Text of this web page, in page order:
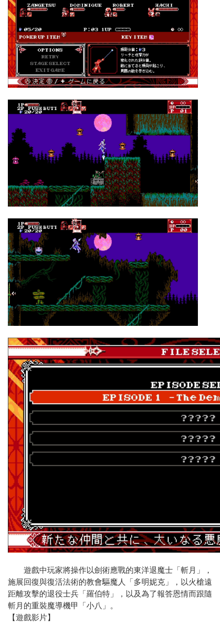
遊戲中玩家將操作以劍術應戰的東洋退魔士「斬月」，
施展回復與復活法術的教會驅魔人「多明妮克」，以火槍遠
距離攻擊的退役士兵「羅伯特」，以及為了報答恩情而跟隨
斬月的重裝魔導機甲「小八」。
【遊戲影片】